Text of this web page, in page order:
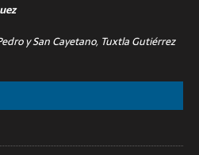
y San Cayetano, Tuxtla Gutiérrez